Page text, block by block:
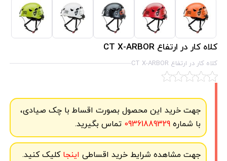
کلاه کار در ارتفاع CT X-ARBOR
کلاه کار در ارتفاع CT X-ARBOR
جهت خرید این محصول بصورت اقساط با چک صیادی،
با شماره09361889329 تماس بگیرید.
جهت مشاهده شرایط خرید اقساطی اینجاکلیک کنید.